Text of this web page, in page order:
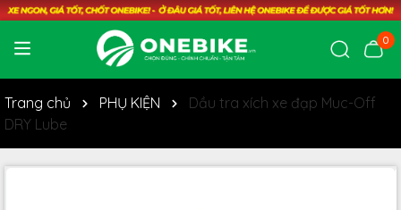
0
Trang chủ PHỤ KIỆN
Dầu tra xích xe đạp Muc-Off
DRY Lube